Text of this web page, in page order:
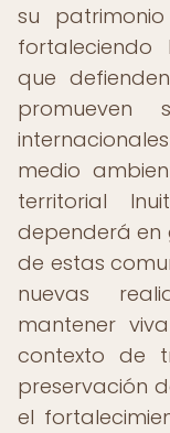
su
fortaleciendo
que
promueven
medio
territorial
dependerá
de estas
nuevas
mantener
contexto de
preservación
el